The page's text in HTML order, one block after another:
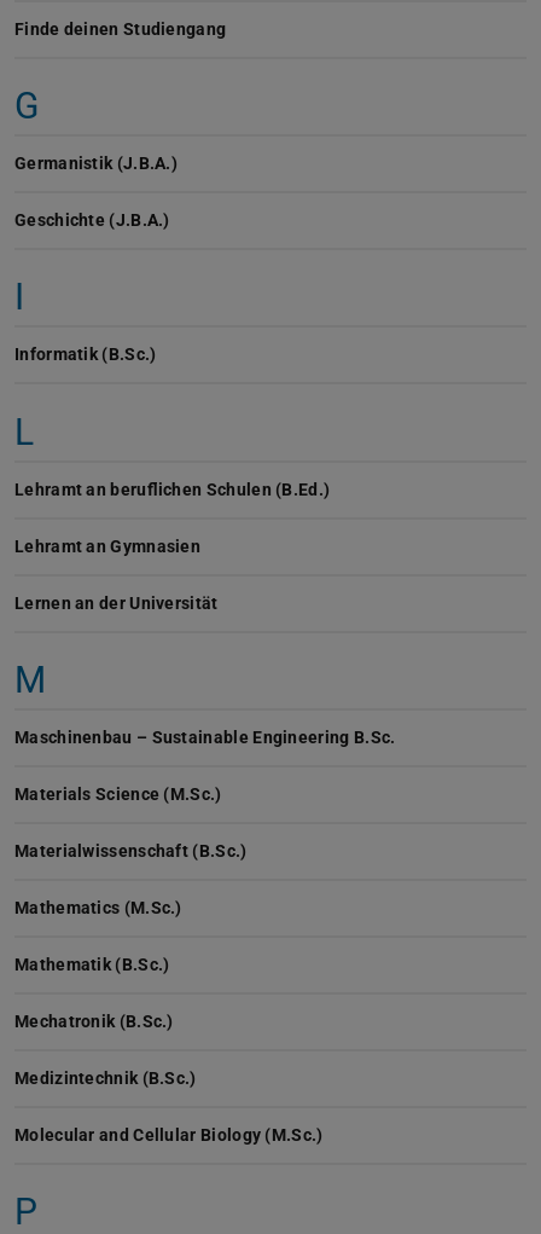
Finde deinen Studiengang
G
Germanistik (J.B.A.)
Geschichte (J.B.A.)
I
Informatik (B.Sc.)
L
Lehramt an beruflichen Schulen (B.Ed.)
Lehramt an Gymnasien
Lernen an der Universität
M
Maschinenbau – Sustainable Engineering B.Sc.
Materials Science (M.Sc.)
Materialwissenschaft (B.Sc.)
Mathematics (M.Sc.)
Mathematik (B.Sc.)
Mechatronik (B.Sc.)
Medizintechnik (B.Sc.)
Molecular and Cellular Biology (M.Sc.)
P